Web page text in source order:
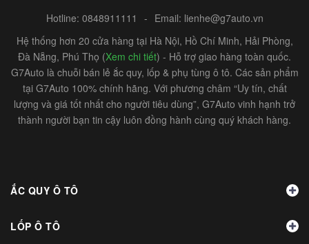
Hotline: 0848911111 - Email: lienhe@g7auto.vn
Hệ thống hơn 20 cửa hàng tại Hà Nội, Hồ Chí Minh, Hải Phòng,
Đà Nẵng, Phú Thọ (Xem chi tiết) - Hỗ trợ giao hàng toàn quốc.
G7Auto là chuỗi bán lẻ ắc quy, lốp & phụ tùng ô tô. Các sản phẩm
tại G7Auto 100% chính hãng. Với phương châm “Uy tín, chất
lượng và giá tốt nhất cho người tiêu dùng”, G7Auto vinh hạnh trở
thành người bạn tin cậy luôn đồng hành cùng quý khách hàng.
ẮC QUY Ô TÔ
LỐP Ô TÔ